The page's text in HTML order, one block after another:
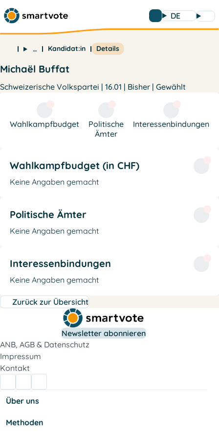
DE
… Kandidat:in Details
Michaël Buffat
Schweizerische Volkspartei | 16.01 | Bisher | Gewählt
Wahlkampfbudget
Politische
Ämter
Interessenbindungen
Wahlkampfbudget (in CHF)
Keine Angaben gemacht
Politische Ämter
Keine Angaben gemacht
Interessenbindungen
Keine Angaben gemacht
Zurück zur Übersicht
Newsletter abonnieren
ANB, AGB & Datenschutz
Impressum
Kontakt
Über uns
Methoden